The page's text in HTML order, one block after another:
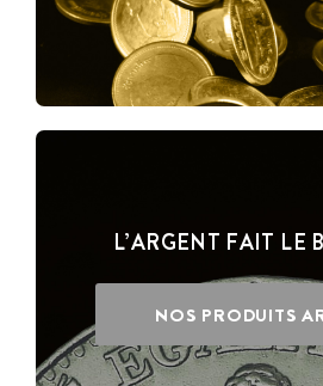
L’ARGENT FAIT LE
NOS PRODUITS